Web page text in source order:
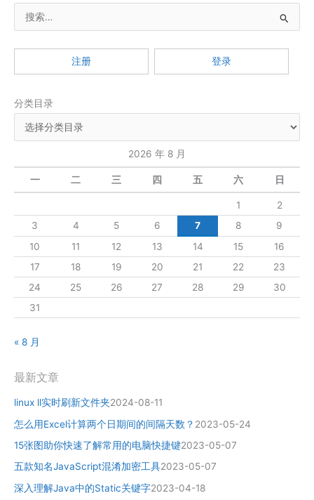
索
：
注册
登录
分类目录
2026 年 8 月
一 二 三 四 五 六 日
1
2
3
4 5 6 7 8
9
10
11 12 13 14 15
16
17
18 19 20 21 22
23
24
25 26 27 28 29
30
31
« 8 月
最新文章
linux ll实时刷新文件夹2024-08-11
怎么用Excel计算两个日期间的间隔天数？ 2023-05-24
15张图助你快速了解常用的电脑快捷键2023-05-07
五款知名JavaScript混淆加密工具2023-05-07
深入理解Java中的Static关键字2023-04-18